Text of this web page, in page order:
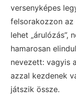
versenyképes
felsorakozzon az
lehet „árulózás”,
hamarosan
nevezett: vagyis
azzal kezdenek
játszik össze.